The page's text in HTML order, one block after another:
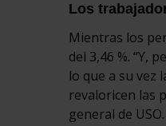
Los
Mientras los
del 3,46 %. “Y,
lo que a su vez
revaloricen las
general de USO.